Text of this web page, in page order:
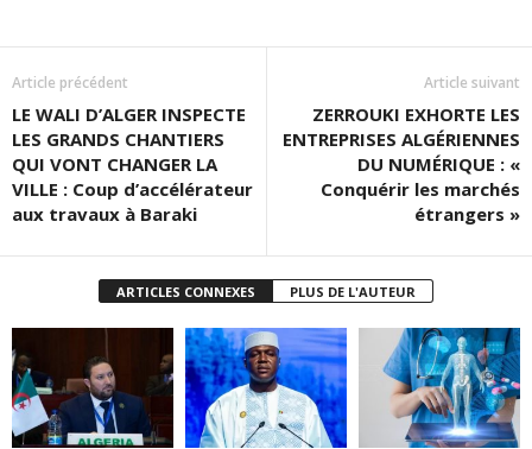
Article précédent
LE WALI D’ALGER INSPECTE
­­LES GRANDS CHANTIERS
QUI VONT CHANGER LA
VILLE : Coup d’accélérateur
aux travaux à Baraki
Article suivant
ZERROUKI EXHORTE LES
ENTREPRISES ALGÉRIENNES
DU NUMÉRIQUE : «
Conquérir les marchés
étrangers »
ARTICLES CONNEXES PLUS DE L'AUTEUR